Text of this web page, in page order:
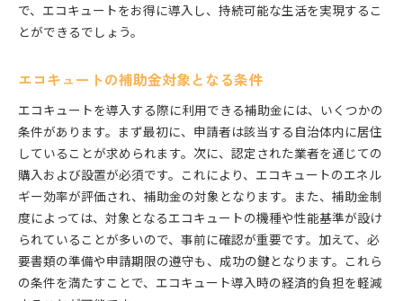
で、エコキュートをお得に導入し、持続可能な生活を実現するこ
とができるでしょう。
エコキュートの補助金対象となる条件
エコキュートを導入する際に利用できる補助金には、いくつかの
条件があります。まず最初に、申請者は該当する自治体内に居住
していることが求められます。次に、認定された業者を通じての
購入および設置が必須です。これにより、エコキュートのエネル
ギー効率が評価され、補助金の対象となります。また、補助金制
度によっては、対象となるエコキュートの機種や性能基準が設け
られていることが多いので、事前に確認が重要です。加えて、必
要書類の準備や申請期限の遵守も、成功の鍵となります。これら
の条件を満たすことで、エコキュート導入時の経済的負担を軽減